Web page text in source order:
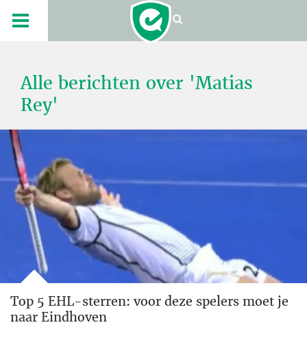
Alle berichten over 'Matias
Rey'
Top 5 EHL-sterren: voor deze spelers moet je
naar Eindhoven